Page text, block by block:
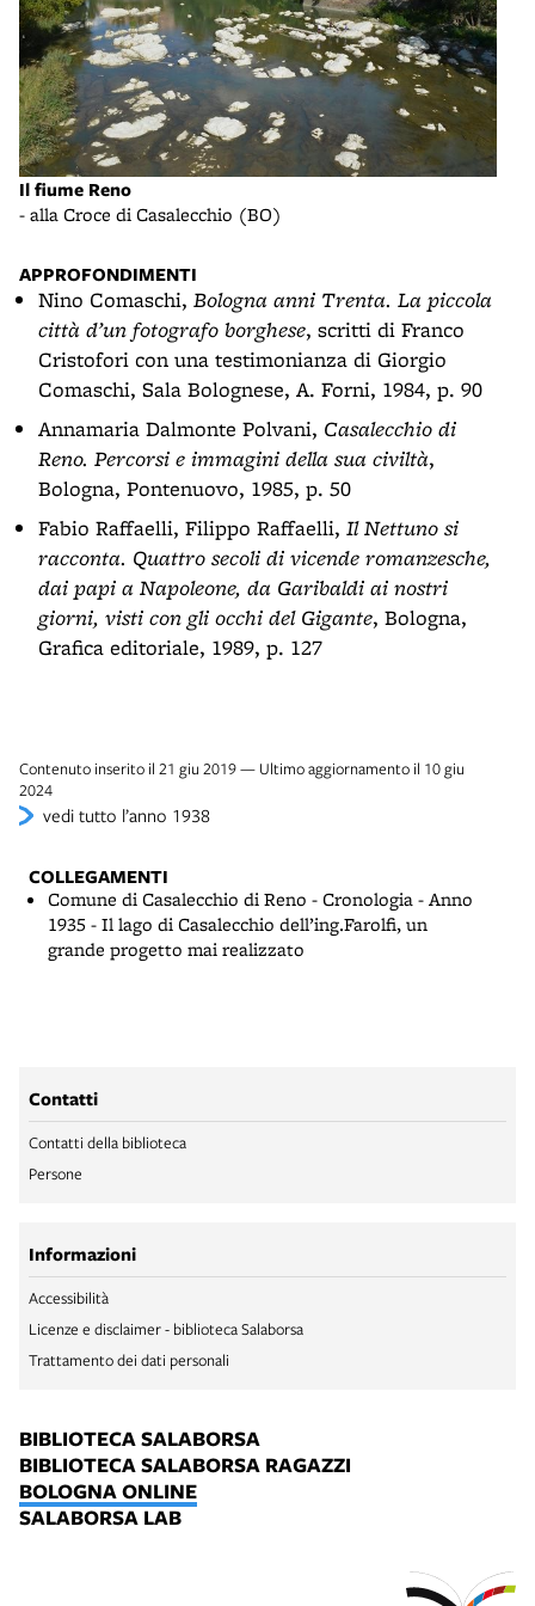
Il fiume Reno
- alla Croce di Casalecchio (BO)
APPROFONDIMENTI
Nino Comaschi, Bologna anni Trenta. La piccola
città d’un fotografo borghese, scritti di Franco
Cristofori con una testimonianza di Giorgio
Comaschi, Sala Bolognese, A. Forni, 1984, p. 90
Annamaria Dalmonte Polvani, Casalecchio di
Reno. Percorsi e immagini della sua civiltà,
Bologna, Pontenuovo, 1985, p. 50
Fabio Raffaelli, Filippo Raffaelli, Il Nettuno si
racconta. Quattro secoli di vicende romanzesche,
dai papi a Napoleone, da Garibaldi ai nostri
giorni, visti con gli occhi del Gigante, Bologna,
Grafica editoriale, 1989, p. 127
Contenuto inserito il 21 giu 2019 — Ultimo aggiornamento il 10 giu
2024
vedi tutto l’anno 1938
COLLEGAMENTI
Comune di Casalecchio di Reno - Cronologia - Anno
1935 - Il lago di Casalecchio dell’ing.Farolfi, un
grande progetto mai realizzato
Contatti
Contatti della biblioteca
Persone
Informazioni
Accessibilità
Licenze e disclaimer - biblioteca Salaborsa
Trattamento dei dati personali
BIBLIOTECA SALABORSA
BIBLIOTECA SALABORSA RAGAZZI
BOLOGNA ONLINE
SALABORSA LAB